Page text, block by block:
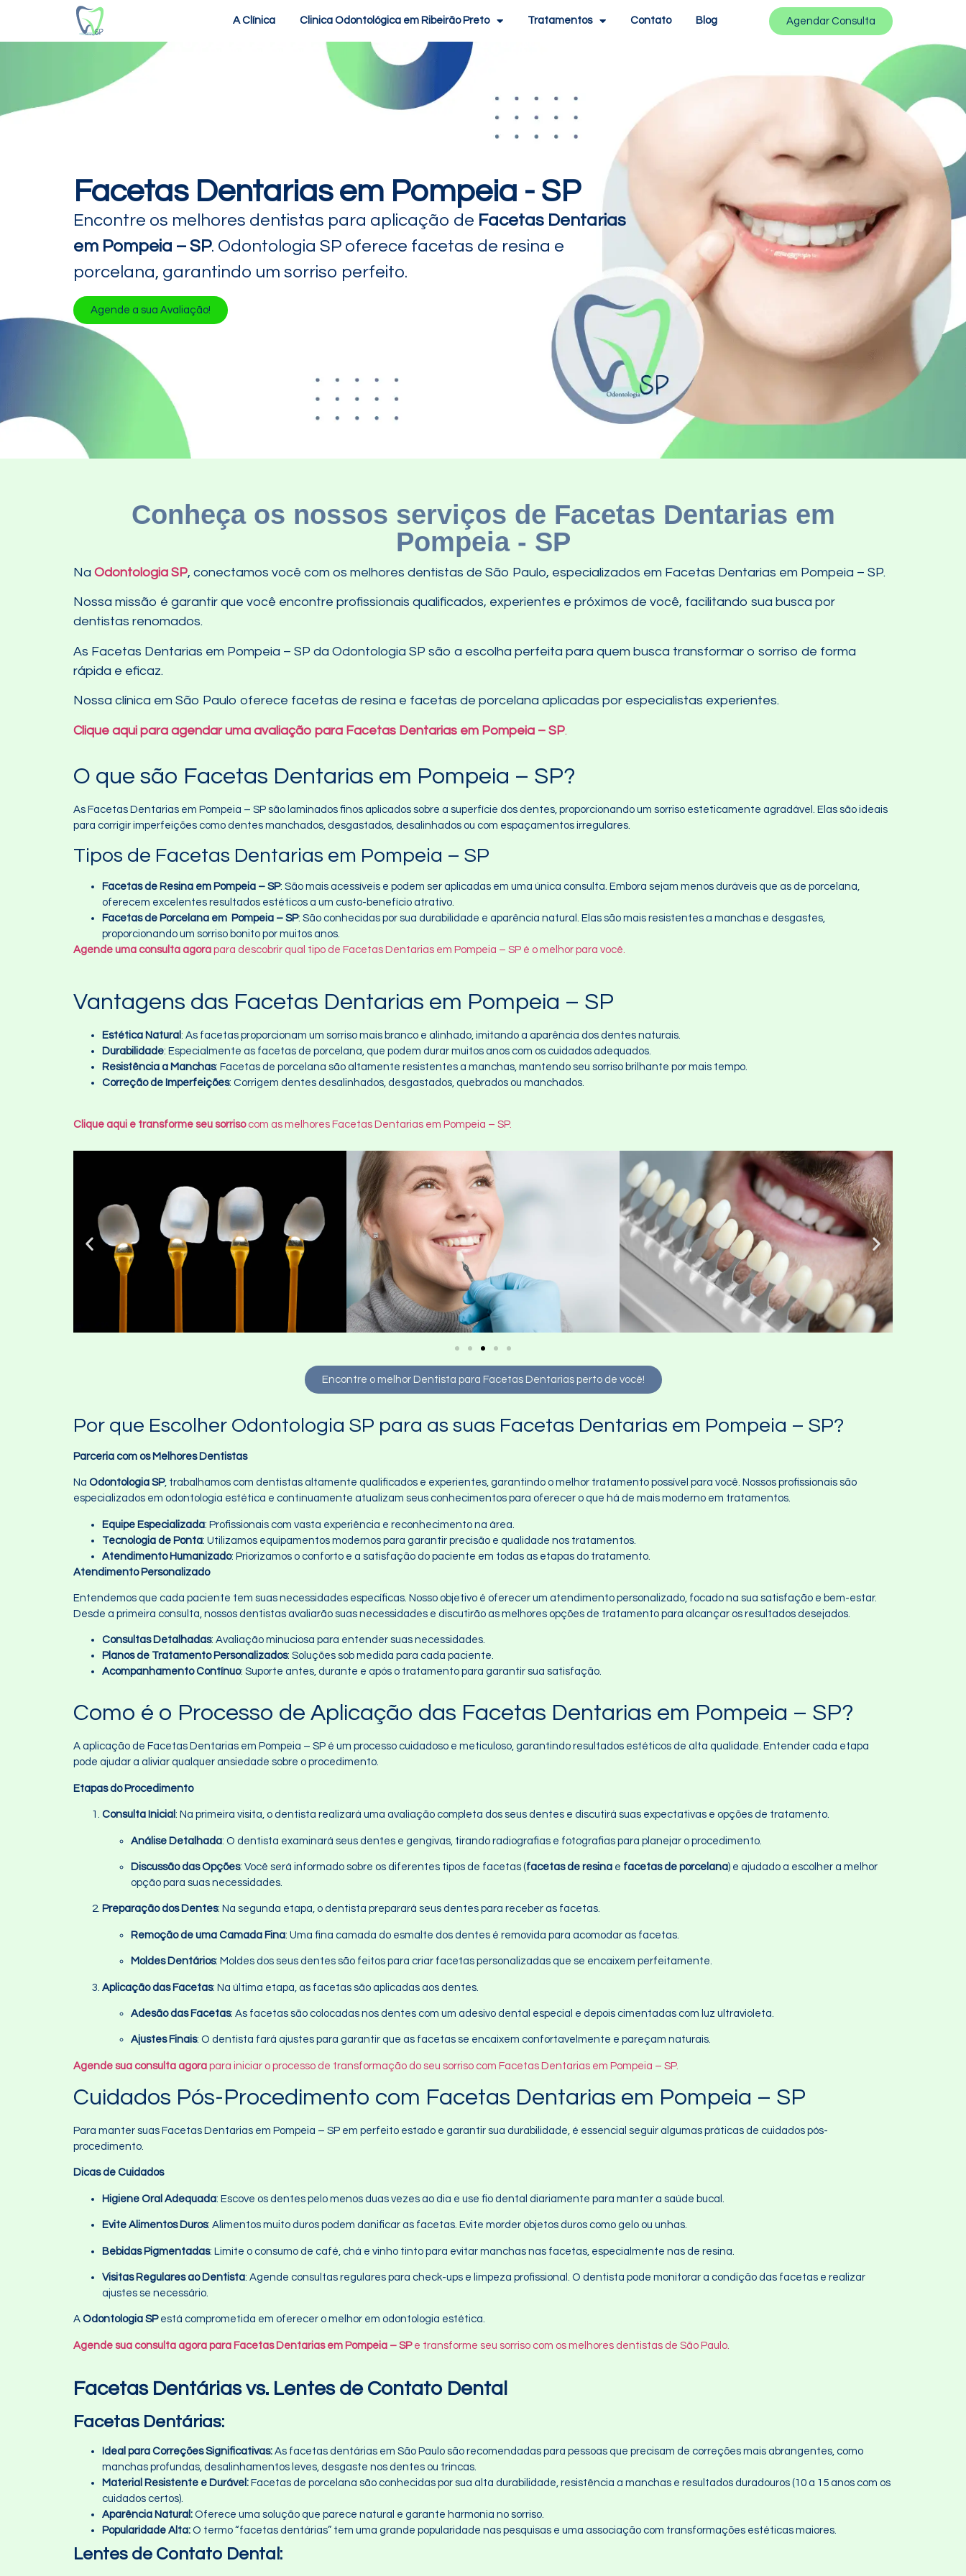
A Clínica Clinica Odontológica em Ribeirão Preto Tratamentos Contato Blog Agendar Consulta
Facetas Dentarias em Pompeia - SP
Encontre os melhores dentistas para aplicação de Facetas Dentarias
em Pompeia – SP. Odontologia SP oferece facetas de resina e
porcelana, garantindo um sorriso perfeito.
Agende a sua Avaliação!
Conheça os nossos serviços de Facetas Dentarias em
Pompeia - SP
Na Odontologia SP, conectamos você com os melhores dentistas de São Paulo, especializados em Facetas Dentarias em Pompeia – SP.
Nossa missão é garantir que você encontre profissionais qualificados, experientes e próximos de você, facilitando sua busca por
dentistas renomados.
As Facetas Dentarias em Pompeia – SP da Odontologia SP são a escolha perfeita para quem busca transformar o sorriso de forma
rápida e eficaz.
Nossa clínica em São Paulo oferece facetas de resina e facetas de porcelana aplicadas por especialistas experientes.
Clique aqui para agendar uma avaliação para Facetas Dentarias em Pompeia – SP.
O que são Facetas Dentarias em Pompeia – SP?
As Facetas Dentarias em Pompeia – SP são laminados finos aplicados sobre a superfície dos dentes, proporcionando um sorriso esteticamente agradável. Elas são ideais
para corrigir imperfeições como dentes manchados, desgastados, desalinhados ou com espaçamentos irregulares.
Tipos de Facetas Dentarias em Pompeia – SP
Facetas de Resina em Pompeia – SP: São mais acessíveis e podem ser aplicadas em uma única consulta. Embora sejam menos duráveis que as de porcelana,
oferecem excelentes resultados estéticos a um custo-benefício atrativo.
Facetas de Porcelana em Pompeia – SP: São conhecidas por sua durabilidade e aparência natural. Elas são mais resistentes a manchas e desgastes,
proporcionando um sorriso bonito por muitos anos.
Agende uma consulta agora para descobrir qual tipo de Facetas Dentarias em Pompeia – SP é o melhor para você.
Vantagens das Facetas Dentarias em Pompeia – SP
Estética Natural : As facetas proporcionam um sorriso mais branco e alinhado, imitando a aparência dos dentes naturais.
Durabilidade: Especialmente as facetas de porcelana, que podem durar muitos anos com os cuidados adequados.
Resistência a Manchas: Facetas de porcelana são altamente resistentes a manchas, mantendo seu sorriso brilhante por mais tempo.
Correção de Imperfeições: Corrigem dentes desalinhados, desgastados, quebrados ou manchados.
Clique aqui e transforme seu sorrisocom as melhores Facetas Dentarias em Pompeia – SP.
Encontre o melhor Dentista para Facetas Dentarias perto de você!
Por que Escolher Odontologia SP para as suas Facetas Dentarias em Pompeia – SP?
Parceria com os Melhores Dentistas
Na Odontologia SP, trabalhamos com dentistas altamente qualificados e experientes, garantindo o melhor tratamento possível para você. Nossos profissionais são
especializados em odontologia estética e continuamente atualizam seus conhecimentos para oferecer o que há de mais moderno em tratamentos.
Equipe Especializada: Profissionais com vasta experiência e reconhecimento na área.
Tecnologia de Ponta: Utilizamos equipamentos modernos para garantir precisão e qualidade nos tratamentos.
Atendimento Humanizado: Priorizamos o conforto e a satisfação do paciente em todas as etapas do tratamento.
Atendimento Personalizado
Entendemos que cada paciente tem suas necessidades específicas. Nosso objetivo é oferecer um atendimento personalizado, focado na sua satisfação e bem-estar.
Desde a primeira consulta, nossos dentistas avaliarão suas necessidades e discutirão as melhores opções de tratamento para alcançar os resultados desejados.
Consultas Detalhadas: Avaliação minuciosa para entender suas necessidades.
Planos de Tratamento Personalizados: Soluções sob medida para cada paciente.
Acompanhamento Contínuo: Suporte antes, durante e após o tratamento para garantir sua satisfação.
Como é o Processo de Aplicação das Facetas Dentarias em Pompeia – SP?
A aplicação de Facetas Dentarias em Pompeia – SP é um processo cuidadoso e meticuloso, garantindo resultados estéticos de alta qualidade. Entender cada etapa
pode ajudar a aliviar qualquer ansiedade sobre o procedimento.
Etapas do Procedimento
Consulta Inicial : Na primeira visita, o dentista realizará uma avaliação completa dos seus dentes e discutirá suas expectativas e opções de tratamento.
Análise Detalhada: O dentista examinará seus dentes e gengivas, tirando radiografias e fotografias para planejar o procedimento.
Discussão das Opções: Você será informado sobre os diferentes tipos de facetas (facetas de resina e facetas de porcelana) e ajudado a escolher a melhor
opção para suas necessidades.
Preparação dos Dentes: Na segunda etapa, o dentista preparará seus dentes para receber as facetas.
Remoção de uma Camada Fina: Uma fina camada do esmalte dos dentes é removida para acomodar as facetas.
Moldes Dentários: Moldes dos seus dentes são feitos para criar facetas personalizadas que se encaixem perfeitamente.
Aplicação das Facetas: Na última etapa, as facetas são aplicadas aos dentes.
Adesão das Facetas: As facetas são colocadas nos dentes com um adesivo dental especial e depois cimentadas com luz ultravioleta.
Ajustes Finais: O dentista fará ajustes para garantir que as facetas se encaixem confortavelmente e pareçam naturais.
Agende sua consulta agora para iniciar o processo de transformação do seu sorriso com Facetas Dentarias em Pompeia – SP.
Cuidados Pós-Procedimento com Facetas Dentarias em Pompeia – SP
Para manter suas Facetas Dentarias em Pompeia – SP em perfeito estado e garantir sua durabilidade, é essencial seguir algumas práticas de cuidados pós-
procedimento.
Dicas de Cuidados
Higiene Oral Adequada: Escove os dentes pelo menos duas vezes ao dia e use fio dental diariamente para manter a saúde bucal.
Evite Alimentos Duros: Alimentos muito duros podem danificar as facetas. Evite morder objetos duros como gelo ou unhas.
Bebidas Pigmentadas: Limite o consumo de café, chá e vinho tinto para evitar manchas nas facetas, especialmente nas de resina.
Visitas Regulares ao Dentista: Agende consultas regulares para check-ups e limpeza profissional. O dentista pode monitorar a condição das facetas e realizar
ajustes se necessário.
A Odontologia SPestá comprometida em oferecer o melhor em odontologia estética.
Agende sua consulta agora para Facetas Dentarias em Pompeia – SP e transforme seu sorriso com os melhores dentistas de São Paulo.
Facetas Dentárias vs. Lentes de Contato Dental
Facetas Dentárias:
Ideal para Correções Significativas: As facetas dentárias em São Paulo são recomendadas para pessoas que precisam de correções mais abrangentes, como
manchas profundas, desalinhamentos leves, desgaste nos dentes ou trincas.
Material Resistente e Durável: Facetas de porcelana são conhecidas por sua alta durabilidade, resistência a manchas e resultados duradouros (10 a 15 anos com os
cuidados certos).
Aparência Natural: Oferece uma solução que parece natural e garante harmonia no sorriso.
Popularidade Alta: O termo “facetas dentárias” tem uma grande popularidade nas pesquisas e uma associação com transformações estéticas maiores.
Lentes de Contato Dental: